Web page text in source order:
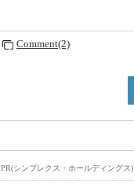
Comment(2)
PR(シンプレクス・ホールディングス)